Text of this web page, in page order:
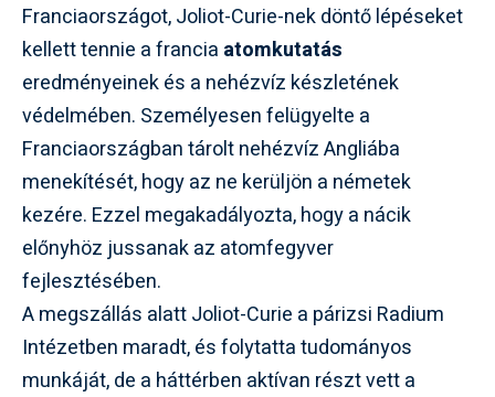
Franciaországot, Joliot-Curie-nek döntő lépéseket
kellett tennie a francia atomkutatás
eredményeinek és a nehézvíz készletének
védelmében. Személyesen felügyelte a
Franciaországban tárolt nehézvíz Angliába
menekítését, hogy az ne kerüljön a németek
kezére. Ezzel megakadályozta, hogy a nácik
előnyhöz jussanak az atomfegyver
fejlesztésében.
A megszállás alatt Joliot-Curie a párizsi Radium
Intézetben maradt, és folytatta tudományos
munkáját, de a háttérben aktívan részt vett a